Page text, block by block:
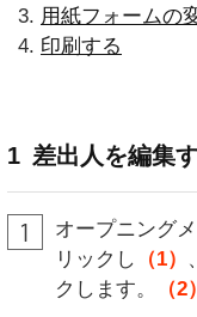
用紙フォームの
印刷する
1 差出人を編集
オープニング
リックし
（1）
クします。
（2）